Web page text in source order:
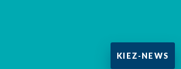
KIEZ-NEWS